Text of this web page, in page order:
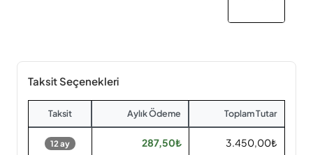
Taksit Seçenekleri
Taksit Aylık Ödeme Toplam Tutar
12 ay 287,50₺ 3.450,00₺